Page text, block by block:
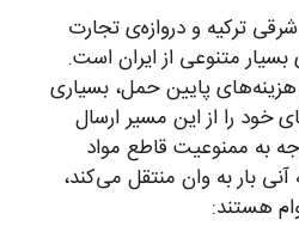
ترکیه و دروازه‌ی تجارت
متنوعی از ایران است.
پایین حمل، بسیاری
خود را از این مسیر ارسال
به ممنوعیت قاطع مواد
بار به وان منتقل می‌کند،
هستند: